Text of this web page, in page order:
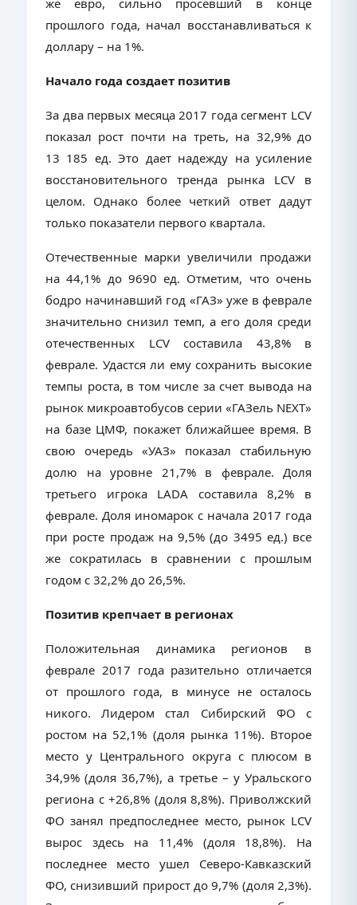
же евро, сильно просевший в конце
прошлого года, начал восстанавливаться к
доллару – на 1%.
Начало года создает позитив
За два первых месяца 2017 года сегмент LCV
показал рост почти на треть, на 32,9% до
13 185 ед. Это дает надежду на усиление
восстановительного тренда рынка LCV в
целом. Однако более четкий ответ дадут
только показатели первого квартала.
Отечественные марки увеличили продажи
на 44,1% до 9690 ед. Отметим, что очень
бодро начинавший год «ГАЗ» уже в феврале
значительно снизил темп, а его доля среди
отечественных LCVсоставила 43,8% в
феврале. Удастся ли ему сохранить высокие
темпы роста, в том числе за счет вывода на
рынок микроавтобусов серии «ГАЗель NEXT»
на базе ЦМФ, покажет ближайшее время. В
свою очередь «УАЗ» показал стабильную
долю на уровне 21,7% в феврале. Доля
третьего игрока LADA составила 8,2% в
феврале. Доля иномарок с начала 2017 года
при росте продаж на 9,5% (до 3495 ед.) все
же сократилась в сравнении с прошлым
годом с 32,2% до 26,5%.
Позитив крепчает в регионах
Положительная динамика регионов в
феврале 2017 года разительно отличается
от прошлого года, в минусе не осталось
никого. Лидером стал Сибирский ФО с
ростом на 52,1% (доля рынка 11%). Второе
место у Центрального округа с плюсом в
34,9% (доля 36,7%), а третье – у Уральского
региона с +26,8% (доля 8,8%). Приволжский
ФО занял предпоследнее место, рынок LCV
вырос здесь на 11,4% (доля 18,8%). На
последнее место ушел Северо-Кавказский
ФО, снизивший прирост до 9,7% (доля 2,3%).